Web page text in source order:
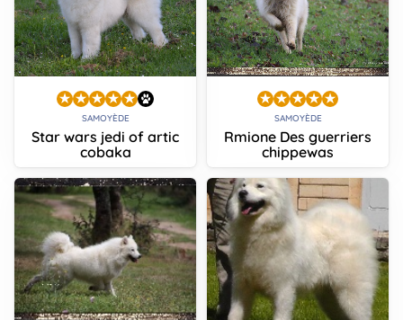
SAMOYÈDE
Star wars jedi of artic
cobaka
SAMOYÈDE
Rmione Des guerriers
chippewas